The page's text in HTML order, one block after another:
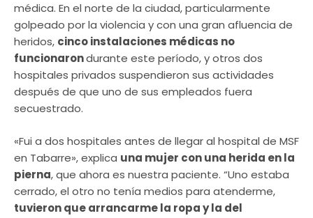
médica. En el norte de la ciudad, particularmente
golpeado por la violencia y con una gran afluencia de
heridos, cinco instalaciones médicas no
funcionarondurante este período, y otros dos
hospitales privados suspendieron sus actividades
después de que uno de sus empleados fuera
secuestrado.
«Fui a dos hospitales antes de llegar al hospital de MSF
en Tabarre», explica una mujer con una herida en la
pierna, que ahora es nuestra paciente. “Uno estaba
cerrado, el otro no tenía medios para atenderme,
tuvieron que arrancarme la ropa y la del